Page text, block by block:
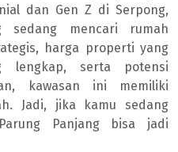
dan Gen Z di Serpong,
sedang mencari rumah
harga properti yang
lengkap, serta potensi
kawasan ini memiliki
Jadi, jika kamu sedang
Panjang bisa jadi